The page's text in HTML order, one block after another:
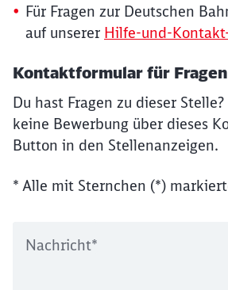
Für Fragen zur Deutschen
auf unserer Hilfe-und-
Kontaktformular für
Du hast Fragen zu dieser
keine Bewerbung über dieses
Button in den Stellenanzeigen.
* Alle mit Sternchen (*)
Nachricht*